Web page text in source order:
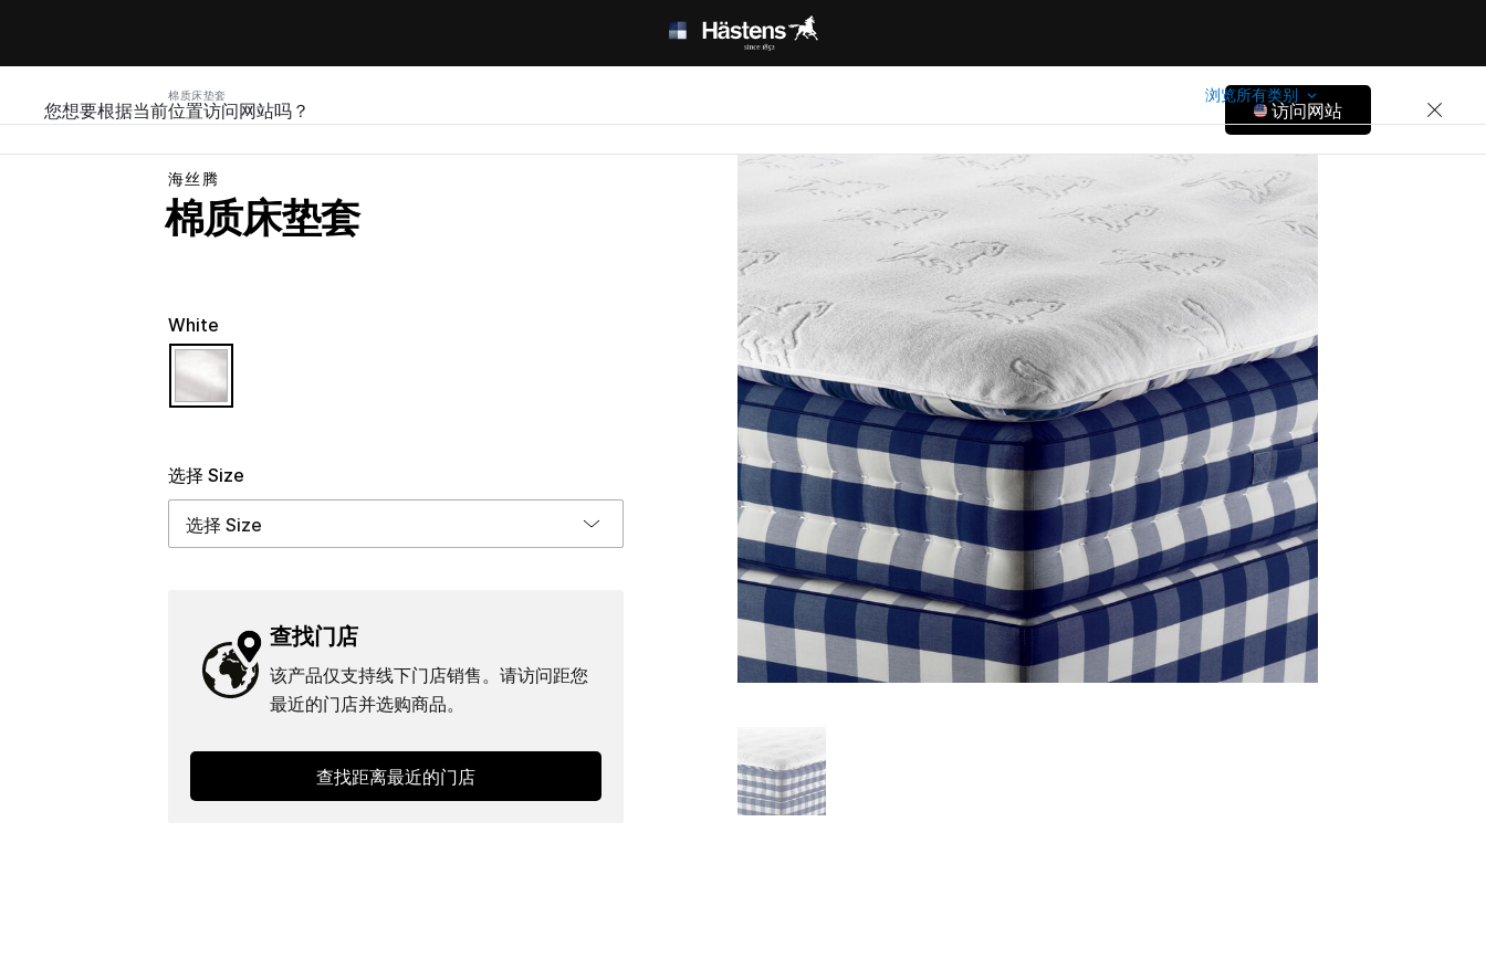
棉质床垫套 浏览所有类别
您想要根据当前位置访问网站吗？ 访问网站
海丝腾
棉质床垫套
选择 Size
White
查找门店
该产品仅支持线下门店销售。请访问距您
最近的门店并选购商品。
查找距离最近的门店